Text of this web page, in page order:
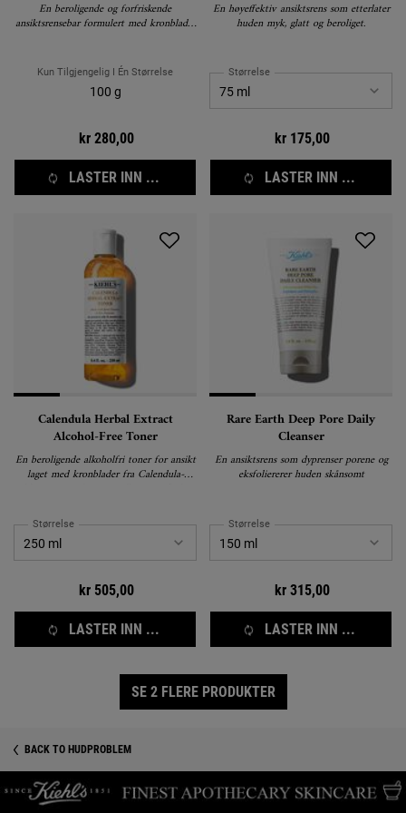
En beroligende og forfriskende
ansiktsrensebar formulert med kronblader
Kun Tilgjengelig I Én Størrelse
100 g
kr 280,00
LASTER INN ...
En høyeffektiv ansiktsrens som etterlater
huden myk, glatt og beroliget.
Størrelse
kr 175,00
LASTER INN ...
Calendula Herbal Extract
Alcohol-Free Toner
En beroligende alkoholfri toner for ansikt
laget med kronblader fra Calendula-
tekstur. Parfymefri.
Størrelse
kr 505,00
LASTER INN ...
Rare Earth Deep Pore Daily
Cleanser
En ansiktsrens som dyprenser porene og
eksfoliererer huden skånsomt
Størrelse
kr 315,00
LASTER INN ...
SE 2 FLERE PRODUKTER
BACK TO HUDPROBLEM